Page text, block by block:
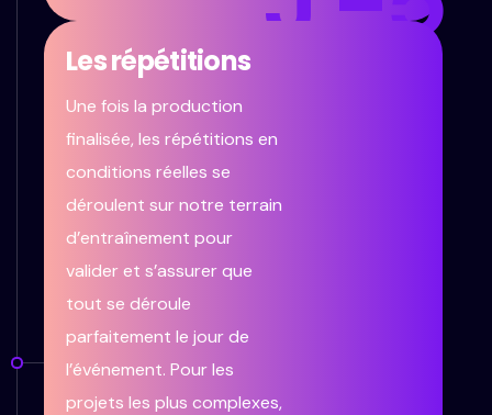
Les répétitions
Une fois la production
finalisée, les répétitions en
conditions réelles se
déroulent sur notre terrain
d’entraînement pour
valider et s’assurer que
tout se déroule
parfaitement le jour de
l’événement. Pour les
projets les plus complexes,